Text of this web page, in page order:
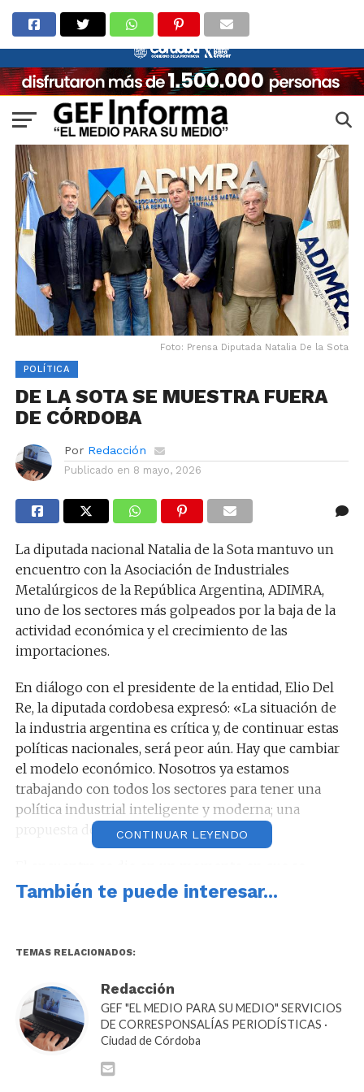
Foto: Prensa Diputada Natalia De la Sota
POLÍTICA
DE LA SOTA SE MUESTRA FUERA
DE CÓRDOBA
Por Redacción
Publicado en 8 mayo, 2026
La diputada nacional Natalia de la Sota mantuvo un
encuentro con la Asociación de Industriales
Metalúrgicos de la República Argentina, ADIMRA,
uno de los sectores más golpeados por la baja de la
actividad económica y el crecimiento de las
importaciones.
En diálogo con el presidente de la entidad, Elio Del
Re, la diputada cordobesa expresó: «La situación de
la industria argentina es crítica y, de continuar estas
políticas nacionales, será peor aún. Hay que cambiar
el modelo económico. Nosotros ya estamos
trabajando con todos los sectores para tener una
política industrial inteligente y moderna; una
propuesta de futuro».
conocen preocupantes cifras sobre la industria
argentina en general, y sobre el sector metalúrgico
instalada de la industria del metal fue de 41,8%, un
5,3% menos respecto al mismo mes del año pasado.
CONTINUAR LEYENDO
También te puede interesar...
TEMAS RELACIONADOS:
Redacción
GEF "EL MEDIO PARA SU MEDIO" SERVICIOS
DE CORRESPONSALÍAS PERIODÍSTICAS ·
Ciudad de Córdoba